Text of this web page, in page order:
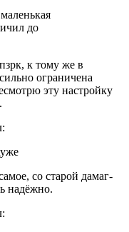
до
к тому же в
ограничена
эту настройку
со старой дамаг-
надёжно.